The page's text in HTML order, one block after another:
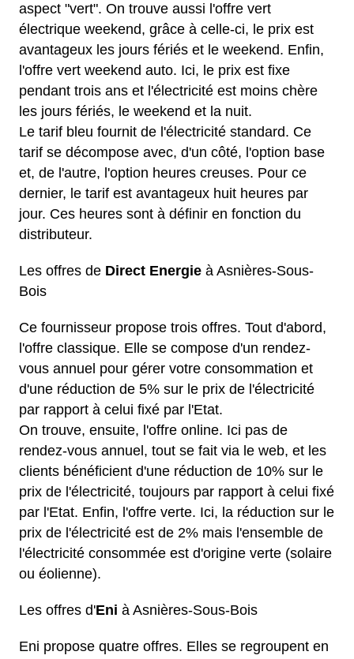
aspect "vert". On trouve aussi l'offre vert
électrique weekend, grâce à celle-ci, le prix est
avantageux les jours fériés et le weekend. Enfin,
l'offre vert weekend auto. Ici, le prix est fixe
pendant trois ans et l'électricité est moins chère
les jours fériés, le weekend et la nuit.
Le tarif bleu fournit de l'électricité standard. Ce
tarif se décompose avec, d'un côté, l'option base
et, de l'autre, l'option heures creuses. Pour ce
dernier, le tarif est avantageux huit heures par
jour. Ces heures sont à définir en fonction du
distributeur.
Les offres de Direct Energie à Asnières-Sous-
Bois
Ce fournisseur propose trois offres. Tout d'abord,
l'offre classique. Elle se compose d'un rendez-
vous annuel pour gérer votre consommation et
d'une réduction de 5% sur le prix de l'électricité
par rapport à celui fixé par l'Etat.
On trouve, ensuite, l'offre online. Ici pas de
rendez-vous annuel, tout se fait via le web, et les
clients bénéficient d'une réduction de 10% sur le
prix de l'électricité, toujours par rapport à celui fixé
par l'Etat. Enfin, l'offre verte. Ici, la réduction sur le
prix de l'électricité est de 2% mais l'ensemble de
l'électricité consommée est d'origine verte (solaire
ou éolienne).
Les offres d'Eni à Asnières-Sous-Bois
Eni propose quatre offres. Elles se regroupent en